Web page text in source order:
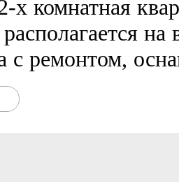
х комнатная
на
с ремонтом,